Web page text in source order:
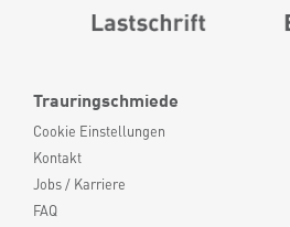
Trauringschmiede
Cookie Einstellungen
Kontakt
Jobs / Karriere
FAQ